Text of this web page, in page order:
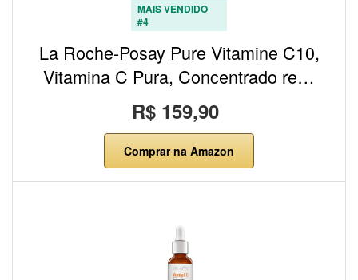
MAIS VENDIDO
#4
La Roche-Posay Pure Vitamine C10,
Vitamina C Pura, Concentrado re…
R$ 159,90
Comprar na Amazon